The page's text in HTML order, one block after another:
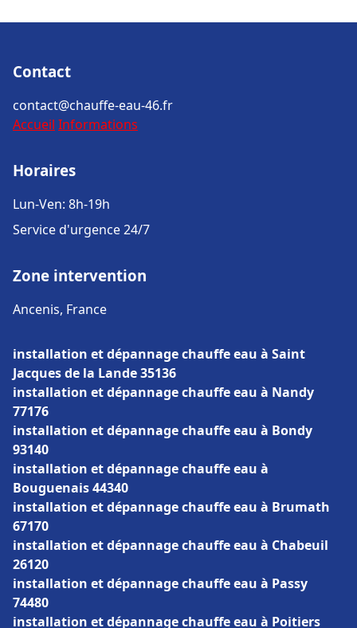
Contact
contact@chauffe-eau-46.fr
Accueil Informations
Horaires
Lun-Ven: 8h-19h
Service d'urgence 24/7
Zone intervention
Ancenis, France
installation et dépannage chauffe eau à Saint
Jacques de la Lande 35136
installation et dépannage chauffe eau à Nandy
77176
installation et dépannage chauffe eau à Bondy
93140
installation et dépannage chauffe eau à
Bouguenais 44340
installation et dépannage chauffe eau à Brumath
67170
installation et dépannage chauffe eau à Chabeuil
26120
installation et dépannage chauffe eau à Passy
74480
installation et dépannage chauffe eau à Poitiers